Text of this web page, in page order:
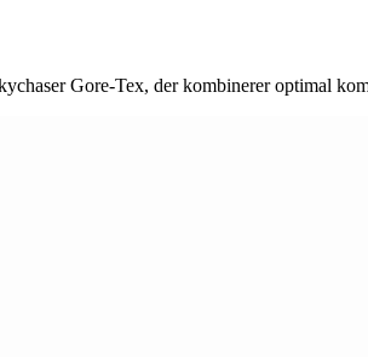
Gore-Tex, der kombinerer optimal